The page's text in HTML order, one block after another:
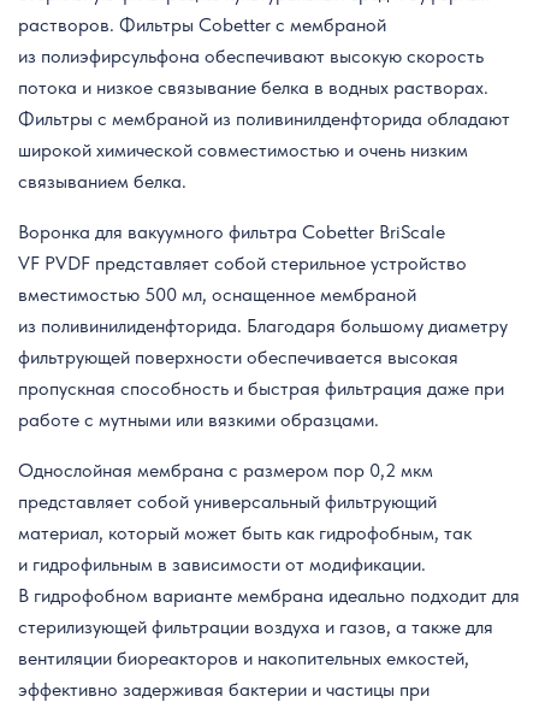
растворов. Фильтры Cobetter с мембраной
из полиэфирсульфона обеспечивают высокую скорость
потока и низкое связывание белка в водных растворах.
Фильтры с мембраной из поливинилденфторида обладают
широкой химической совместимостью и очень низким
связыванием белка.
Воронка для вакуумного фильтра Cobetter BriScale
VF PVDF представляет собой стерильное устройство
вместимостью 500 мл, оснащенное мембраной
из поливинилиденфторида. Благодаря большому диаметру
фильтрующей поверхности обеспечивается высокая
пропускная способность и быстрая фильтрация даже при
работе с мутными или вязкими образцами.
Однослойная мембрана с размером пор 0,2 мкм
представляет собой универсальный фильтрующий
материал, который может быть как гидрофобным, так
и гидрофильным в зависимости от модификации.
В гидрофобном варианте мембрана идеально подходит для
стерилизующей фильтрации воздуха и газов, а также для
вентиляции биореакторов и накопительных емкостей,
эффективно задерживая бактерии и частицы при